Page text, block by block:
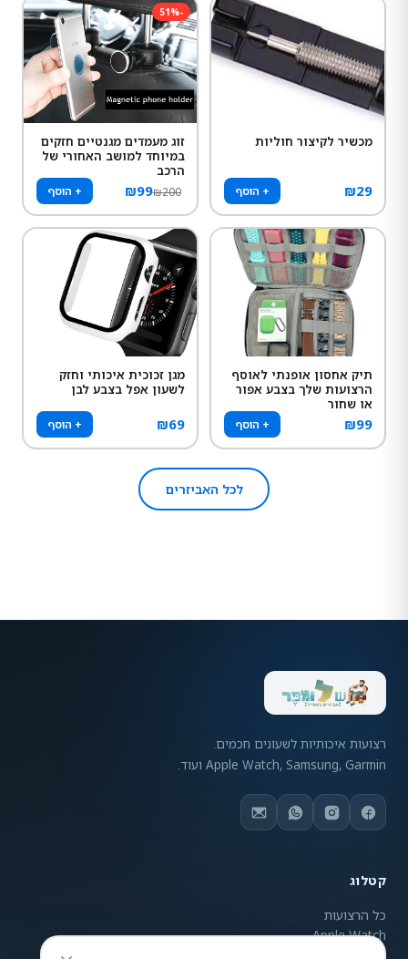
מכשיר לקיצור חוליות
₪29 + הוסף
-
51%
זוג מעמדים מגנטיים חזקים
במיוחד למושב האחורי של
הרכב
₪99₪200 + הוסף
תיק אחסון אופנתי לאוסף
הרצועות שלך בצבע אפור
או שחור
₪99 + הוסף
מגן זכוכית איכותי וחזק
לשעון אפל בצבע לבן
₪69 + הוסף
לכל האביזרים
רצועות איכותיות לשעונים חכמים.
Apple Watch, Samsung, Garmin ועוד.
קטלוג
כל הרצועות
Apple Watch
Samsung Galaxy